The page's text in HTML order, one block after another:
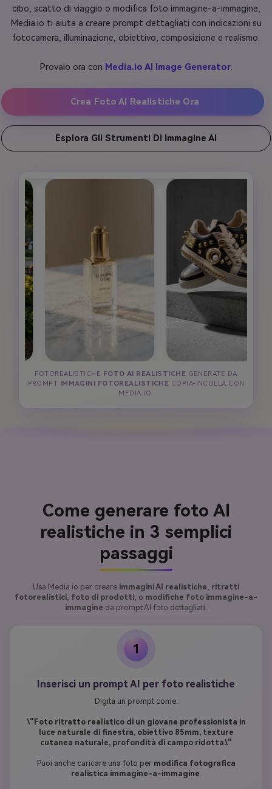
cibo, scatto di viaggio o modifica foto immagine-a-immagine,
Media.io ti aiuta a creare prompt dettagliati con indicazioni su
fotocamera, illuminazione, obiettivo, composizione e realismo.
Provalo ora con Media.io AI Image Generator.
Crea Foto AI Realistiche Ora
Esplora Gli Strumenti Di Immagine AI
FOTOREALISTICHE FOTO AI REALISTICHE GENERATE DA
PROMPT IMMAGINI FOTOREALISTICHE COPIA-INCOLLA CON
MEDIA.IO.
Come generare foto AI
realistiche in 3 semplici
passaggi
Usa Media.io per creare immagini AI realistiche, ritratti
fotorealistici, foto di prodotti, o modifiche foto immagine-a-
immagine da prompt AI foto dettagliati.
1
Inserisci un prompt AI per foto realistiche
Digita un prompt come:
\"Foto ritratto realistico di un giovane professionista in
luce naturale di finestra, obiettivo 85mm, texture
cutanea naturale, profondità di campo ridotta.\"
Puoi anche caricare una foto per modifica fotografica
realistica immagine-a-immagine